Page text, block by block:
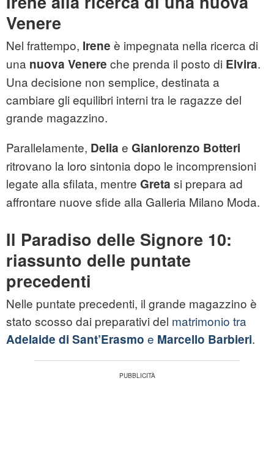
Venere
Nel frattempo, Irene è impegnata nella ricerca di
una nuova Venere che prenda il posto di Elvira.
Una decisione non semplice, destinata a
cambiare gli equilibri interni tra le ragazze del
grande magazzino.
Parallelamente, Delia e Gianlorenzo Botteri
ritrovano la loro sintonia dopo le incomprensioni
legate alla sfilata, mentre Greta si prepara ad
affrontare nuove sfide alla Galleria Milano Moda.
Il Paradiso delle Signore 10:
riassunto delle puntate
precedenti
Nelle puntate precedenti, il grande magazzino è
stato scosso dai preparativi del matrimonio tra
Adelaide di Sant’Erasmo e Marcello Barbieri.